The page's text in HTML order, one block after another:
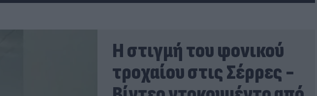
Η στιγμή του φονικού
τροχαίου στις Σέρρες -